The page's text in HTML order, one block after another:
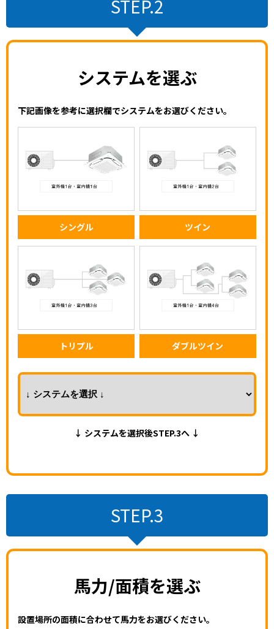
STEP.2
システムを選ぶ
下記画像を参考に選択欄でシステムをお選びください。
シングル ツイン
トリプル ダブルツイン
↓ システムを選択後STEP.3へ ↓
STEP.3
馬力/面積を選ぶ
設置場所の面積に合わせて馬力をお選びください。